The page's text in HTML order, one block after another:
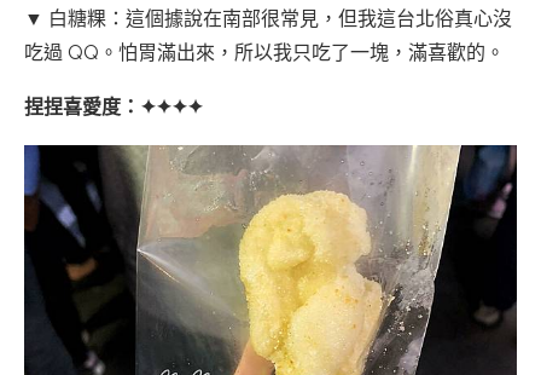
▼ 白糖粿：這個據說在南部很常見，但我這台北俗真心沒
吃過 QQ。怕胃滿出來，所以我只吃了一塊，滿喜歡的。
捏捏喜愛度：✦✦✦✦